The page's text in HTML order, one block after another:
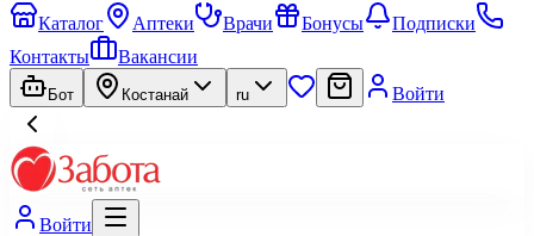
Каталог
Аптеки Врачи Бонусы
Подписки
Контакты
Вакансии
Бот Костанай ru Войти
Войти